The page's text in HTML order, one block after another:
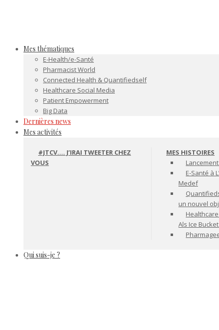
Mes thématiques
E-Health/e-Santé
Pharmacist World
Connected Health & Quantifiedself
Healthcare Social Media
Patient Empowerment
Big Data
Dernières news
Mes activités
#JTCV…. J’IRAI TWEETER CHEZ
VOUS
MES HISTOIRES
E-Santé à
Medef
un nouvel
Als Ice
Qui suis-je ?